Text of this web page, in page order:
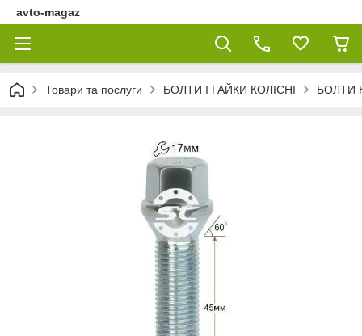
avto-magaz
Товари та послуги БОЛТИ І ГАЙКИ КОЛІСНІ БОЛТИ